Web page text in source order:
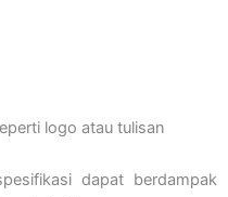
logo atau tulisan
dapat berdampak